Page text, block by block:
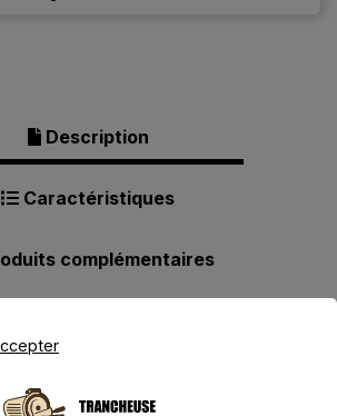
Description
Caractéristiques
complémentaires